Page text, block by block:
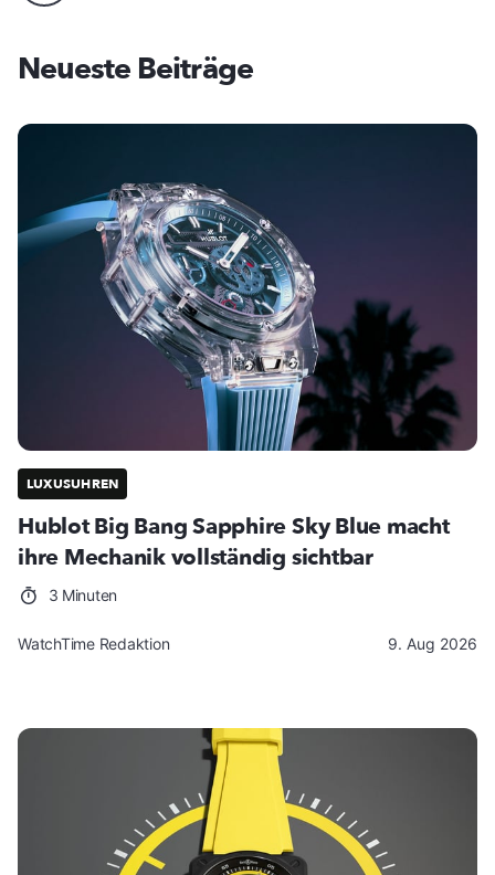
Neueste Beiträge
LUXUSUHREN
Hublot Big Bang Sapphire Sky Blue macht
ihre Mechanik vollständig sichtbar
3 Minuten
WatchTime Redaktion 9. Aug 2026